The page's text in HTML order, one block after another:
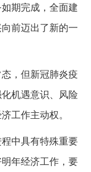
期完成，全面建
前迈出了新的一
，但新冠肺炎疫
机遇意识、风险
工作主动权。
中具有特殊重要
年经济工作，要